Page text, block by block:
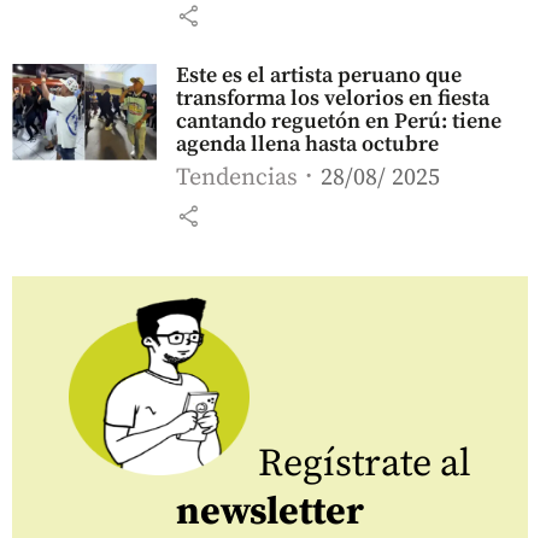
share
Este es el artista peruano que
transforma los velorios en fiesta
cantando reguetón en Perú: tiene
agenda llena hasta octubre
Tendencias 28/08/ 2025
share
Regístrate al
newsletter